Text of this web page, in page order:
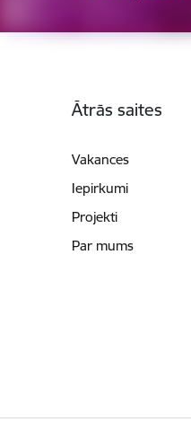
Ātrās saites
Vakances
Iepirkumi
Projekti
Par mums